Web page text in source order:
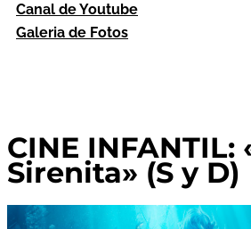
Canal de Youtube
Galeria de Fotos
CINE INFANTIL:
Sirenita» (S y D)